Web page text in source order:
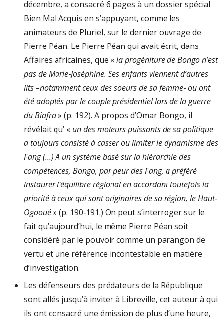
décembre, a consacré 6 pages à un dossier spécial
Bien Mal Acquis en s’appuyant, comme les
animateurs de Pluriel, sur le dernier ouvrage de
Pierre Péan. Le Pierre Péan qui avait écrit, dans
Affaires africaines, que «la progéniture de Bongo n’est
pas de Marie‐Joséphine. Ses enfants viennent d’autres
lits –notamment ceux des soeurs de sa femme‐ ou ont
été adoptés par le couple présidentiel lors de la guerre
du Biafra» (p. 192). A propos d’Omar Bongo, il
révélait qu’ « un des moteurs puissants de sa politique
a toujours consisté à casser ou limiter le dynamisme des
Fang (…) A un système basé sur la hiérarchie des
compétences, Bongo, par peur des Fang, a préféré
instaurer l’équilibre régional en accordant toutefois la
priorité à ceux qui sont originaires de sa région, le Haut‐
Ogooué» (p. 190‐191.) On peut s’interroger sur le
fait qu’aujourd’hui, le même Pierre Péan soit
considéré par le pouvoir comme un parangon de
vertu et une référence incontestable en matière
d’investigation.
Les défenseurs des prédateurs de la République
sont allés jusqu’à inviter à Libreville, cet auteur à qui
ils ont consacré une émission de plus d’une heure,